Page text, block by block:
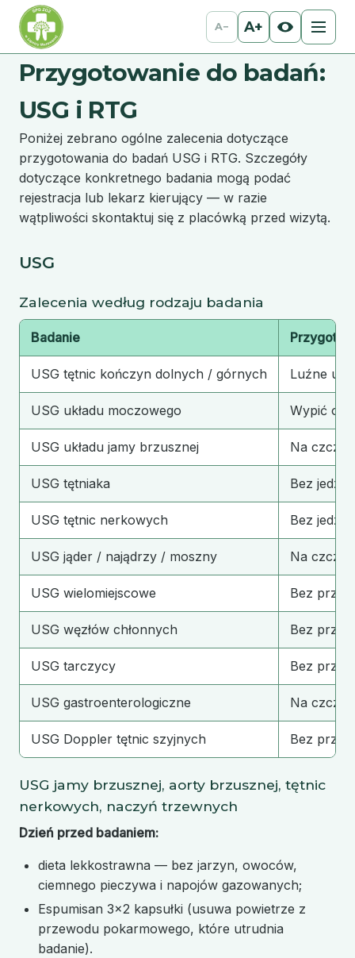
A− A+
Przygotowanie do badań:
USG i RTG
Poniżej zebrano ogólne zalecenia dotyczące
przygotowania do badań USG i RTG. Szczegóły
dotyczące konkretnego badania mogą podać
rejestracja lub lekarz kierujący — w razie
wątpliwości skontaktuj się z placówką przed wizytą.
USG
Zalecenia według rodzaju badania
Badanie
USG tętnic kończyn dolnych / górnych Luźne
USG układu moczowego Wypić ok.
USG układu jamy brzusznej Na czczo
USG tętniaka Bez
USG tętnic nerkowych Bez
USG jąder / najądrzy / moszny Na czczo
USG wielomiejscowe Bez
USG węzłów chłonnych Bez
USG tarczycy Bez
USG gastroenterologiczne Na czczo
USG Doppler tętnic szyjnych Bez
USG jamy brzusznej, aorty brzusznej, tętnic
nerkowych, naczyń trzewnych
Dzień przed badaniem:
dieta lekkostrawna — bez jarzyn, owoców,
ciemnego pieczywa i napojów gazowanych;
Espumisan 3×2 kapsułki (usuwa powietrze z
przewodu pokarmowego, które utrudnia
badanie).